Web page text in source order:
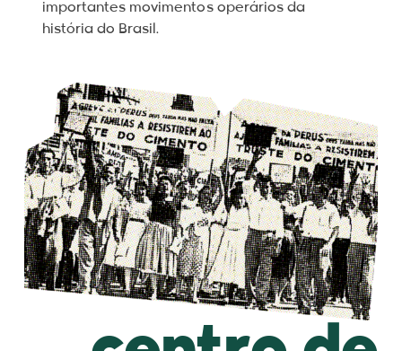
importantes movimentos operários da
história do Brasil.